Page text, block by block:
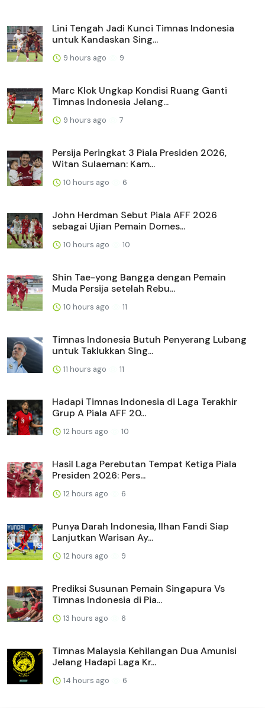
Lini Tengah Jadi Kunci Timnas Indonesia
untuk Kandaskan Sing...
9 hours ago 9
Marc Klok Ungkap Kondisi Ruang Ganti
Timnas Indonesia Jelang...
9 hours ago 7
Persija Peringkat 3 Piala Presiden 2026,
Witan Sulaeman: Kam...
10 hours ago 6
John Herdman Sebut Piala AFF 2026
sebagai Ujian Pemain Domes...
10 hours ago 10
Shin Tae-yong Bangga dengan Pemain
Muda Persija setelah Rebu...
10 hours ago 11
Timnas Indonesia Butuh Penyerang Lubang
untuk Taklukkan Sing...
11 hours ago 11
Hadapi Timnas Indonesia di Laga Terakhir
Grup A Piala AFF 20...
12 hours ago 10
Hasil Laga Perebutan Tempat Ketiga Piala
Presiden 2026: Pers...
12 hours ago 6
Punya Darah Indonesia, Ilhan Fandi Siap
Lanjutkan Warisan Ay...
12 hours ago 9
Prediksi Susunan Pemain Singapura Vs
Timnas Indonesia di Pia...
13 hours ago 6
Timnas Malaysia Kehilangan Dua Amunisi
Jelang Hadapi Laga Kr...
14 hours ago 6